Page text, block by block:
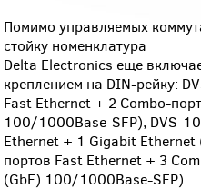
Помимо управляемых
стойку номенклатура
Delta Electronics еще
креплением на DIN-рейку:
Fast Ethernet + 2 Combo-
100/1000Base-SFP), DVS-
Ethernet + 1 Gigabit Ethernet
портов Fast Ethernet + 3
(GbE) 100/1000Base-SFP).